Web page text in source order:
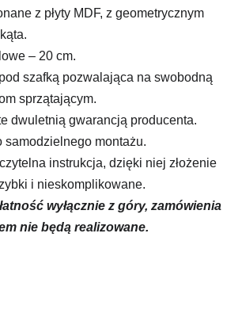
z płyty MDF, z geometrycznym
– 20 cm.
szafką pozwalająca na swobodną
sprzątającym.
dwuletnią gwarancją producenta.
samodzielnego montażu.
instrukcja, dzięki niej złożenie
i nieskomplikowane.
wyłącznie z góry, zamówienia
nie będą realizowane.